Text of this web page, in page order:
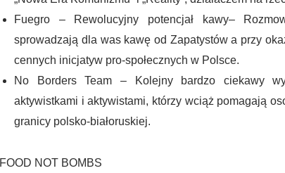
Fuegro – Rewolucyjny potencjał kawy–
sprowadzają dla was kawę od Zapatystów a przy
cennych inicjatyw pro-społecznych w Polsce.
No Borders Team – Kolejny bardzo ciekawy
aktywistkami i aktywistami, którzy wciąż pomagają
granicy polsko-białoruskiej.
FOOD NOT BOMBS